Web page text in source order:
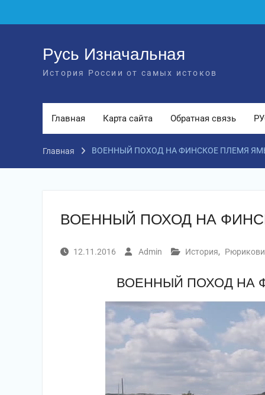
Русь Изначальная
История России от самых истоков
Главная Карта сайта Обратная связь
Главная ВОЕННЫЙ ПОХОД НА ФИНСКОЕ ПЛЕМЯ ЯМЬ
ВОЕННЫЙ ПОХОД НА
12.11.2016 Admin История,
ВОЕННЫЙ ПОХОД НА